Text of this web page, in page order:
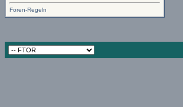
Foren-Regeln